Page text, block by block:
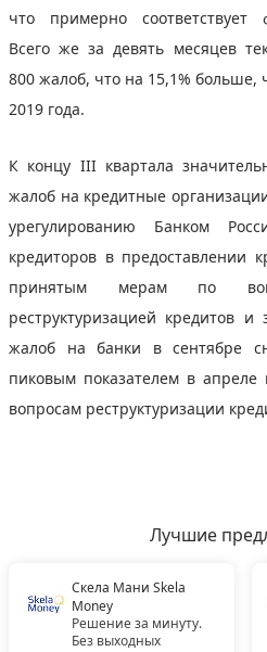
что примерно соответствует
Всего же за девять месяцев
800 жалоб, что на 15,1%
2019 года.
К концу III квартала
жалоб на кредитные
урегулированию Банком
кредиторов в предоставлении
принятым мерам по
реструктуризацией кредитов
жалоб на банки в сентябре
пиковым показателем в
вопросам реструктуризации
Лучшие
Скела Мани Skela
Money
Решение за минуту.
Без выходных